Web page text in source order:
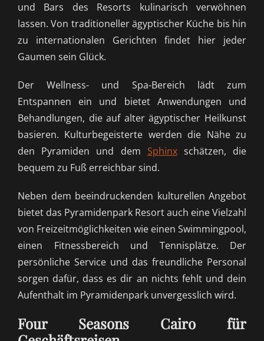
und Bars des Resorts kulinarisch verwöhnen
lassen. Von traditioneller ägyptischer Küche bis hin
zu internationalen Gerichten findet hier jeder
Gaumen sein Glück.
Der Wellness- und Spa-Bereich lädt zum
Entspannen ein und bietet Anwendungen und
Behandlungen, die auf alter ägyptischer Heilkunst
basieren. Kulturbegeisterte werden die Nähe zu
den Pyramiden und dem Sphinxschätzen, die
bequem zu Fuß erreichbar sind.
Neben dem beeindruckenden kulturellen Angebot
bietet das Pyramidenpark Resort auch eine Vielzahl
von Freizeitmöglichkeiten wie einen Swimmingpool,
einen Fitnessbereich und Tennisplätze. Der
persönliche Service und das freundliche Personal
sorgen dafür, dass es dir an nichts fehlt und dein
Aufenthalt im Pyramidenpark unvergesslich wird.
Four Seasons Cairo für